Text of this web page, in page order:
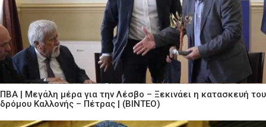
ΠΒΑ | Μεγάλη μέρα για την Λέσβο – Ξεκινάει η κατασκευή του
δρόμου Καλλονής – Πέτρας | (ΒΙΝΤΕΟ)